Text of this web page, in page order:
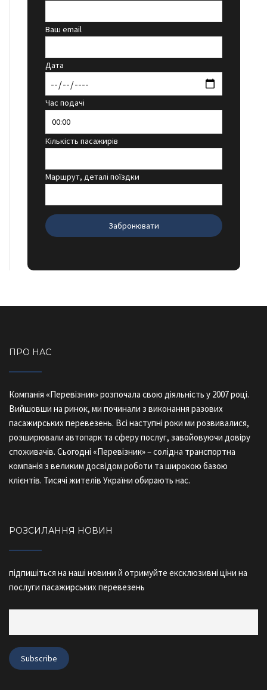
Ваш email
Дата
Час подачі
Кількість пасажирів
Маршрут, деталі поїздки
ПРО НАС
Компанія «Перевізник» розпочала свою діяльність у 2007 році.
Вийшовши на ринок, ми починали з виконання разових
пасажирських перевезень. Всі наступні роки ми розвивалися,
розширювали автопарк та сферу послуг, завойовуючи довіру
споживачів. Сьогодні «Перевізник» – солідна транспортна
компанія з великим досвідом роботи та широкою базою
клієнтів. Тисячі жителів України обирають нас.
РОЗСИЛАННЯ НОВИН
підпишіться на наші новини й отримуйте ексклюзивні ціни на
послуги пасажирських перевезень